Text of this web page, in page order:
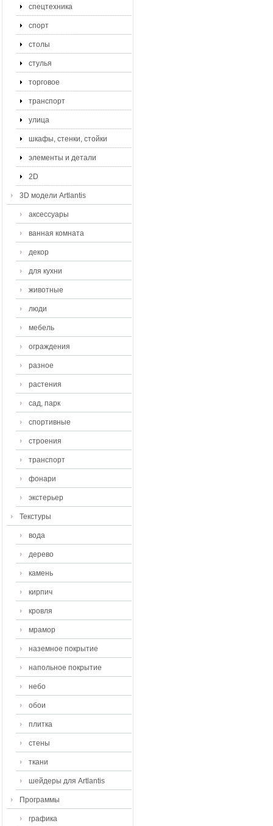
спецтехника
спорт
столы
стулья
торговое
транспорт
улица
шкафы, стенки, стойки
элементы и детали
2D
3D модели Artlantis
аксессуары
ванная комната
декор
для кухни
животные
люди
мебель
ограждения
разное
растения
сад, парк
спортивные
строения
транспорт
фонари
экстерьер
Текстуры
вода
дерево
камень
кирпич
кровля
мрамор
наземное покрытие
напольное покрытие
небо
обои
плитка
стены
ткани
шейдеры для Artlantis
Программы
графика